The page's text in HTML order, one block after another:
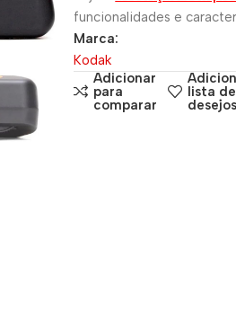
funcionalidades e
Marca:
Kodak
Adicionar
para
comparar
lista de
desejos